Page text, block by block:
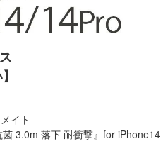
イト
3.0m 落下 耐衝撃』for iPhone14